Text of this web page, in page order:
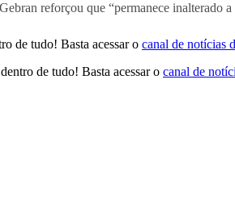
reforçou que “permanece
de tudo! Basta acessar o canal de notícias
de tudo! Basta acessar o canal de